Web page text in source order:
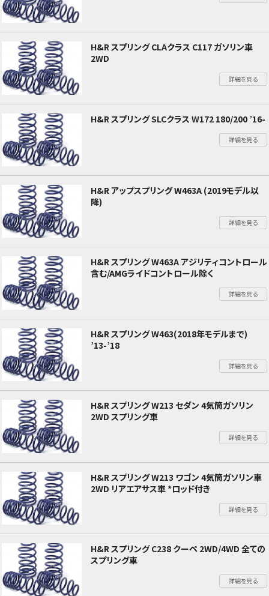
H&R スプリング CLAクラス C117 ガソリン車
2WD
詳細を見る
H&R スプリング SLCクラス W172 180/200 ’16-
詳細を見る
H&R アップスプリング W463A (2019モデル以
降)
詳細を見る
H&R スプリング W463A アジリティコントロール
含む/AMGライドコントロール除く
詳細を見る
H&R スプリング W463(2018年モデルまで)
’13-’18
詳細を見る
H&R スプリング W213 セダン 4気筒ガソリン
2WD スプリング車
詳細を見る
H&R スプリング W213 ワゴン 4気筒ガソリン車
2WD リアエアサス車 *ロッド付き
詳細を見る
H&R スプリング C238 クーペ 2WD/4WD 全ての
スプリング車
詳細を見る